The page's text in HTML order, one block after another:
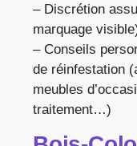
– Discrétion
marquage
– Conseils
de réinfestation
meubles
traitement…)